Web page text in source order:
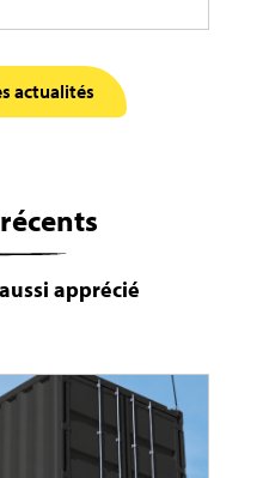
actualités
apprécié